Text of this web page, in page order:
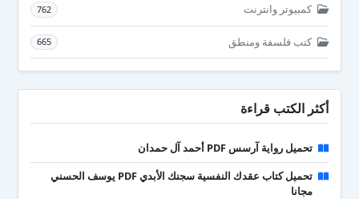
كمبيوتر وانترنت 762
كتب فلسفة ومنطق 665
أكثر الكتب قراءة
تحميل رواية آرسس PDF أحمد آل حمدان
تحميل كتاب عقدك النفسية سجنك الأبدي PDF يوسف الحسني
مجانا